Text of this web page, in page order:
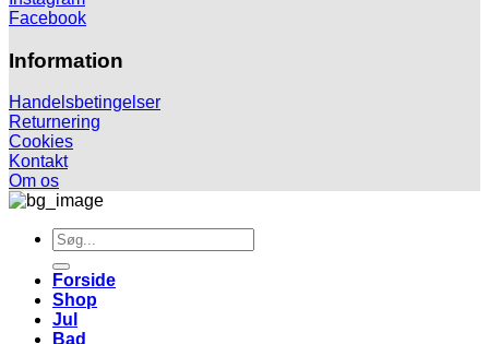
Facebook
Information
Handelsbetingelser
Returnering
Cookies
Kontakt
Om os
Søg
efter:
Forside
Shop
Jul
Bad